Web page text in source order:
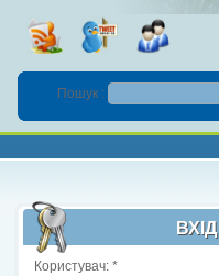
Пошук :
ВХІД
Користувач: *